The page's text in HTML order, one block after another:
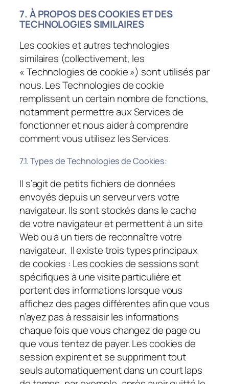
7. À PROPOS DES COOKIES ET DES
TECHNOLOGIES SIMILAIRES
Les cookies et autres technologies
similaires (collectivement, les
« Technologies de cookie ») sont utilisés par
nous. Les Technologies de cookie
remplissent un certain nombre de fonctions,
notamment permettre aux Services de
fonctionner et nous aider à comprendre
comment vous utilisez les Services.
7.1. Types de Technologies de Cookies:
Il s’agit de petits fichiers de données
envoyés depuis un serveur vers votre
navigateur. Ils sont stockés dans le cache
de votre navigateur et permettent à un site
Web ou à un tiers de reconnaître votre
navigateur. Il existe trois types principaux
de cookies : Les cookies de sessionssont
spécifiques à une visite particulière et
portent des informations lorsque vous
affichez des pages différentes afin que vous
n’ayez pas à ressaisir les informations
chaque fois que vous changez de page ou
que vous tentez de payer. Les cookies de
session expirent et se suppriment tout
seuls automatiquement dans un court laps